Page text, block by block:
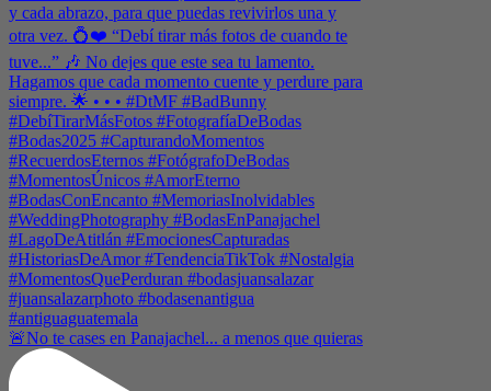
🚨No te cases en Panajachel... a menos que quieras